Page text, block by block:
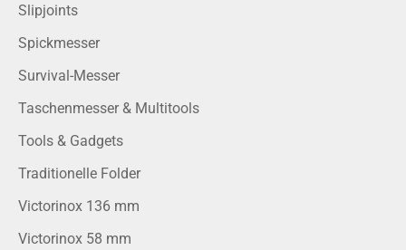
Slipjoints
Spickmesser
Survival-Messer
Taschenmesser & Multitools
Tools & Gadgets
Traditionelle Folder
Victorinox 136 mm
Victorinox 58 mm